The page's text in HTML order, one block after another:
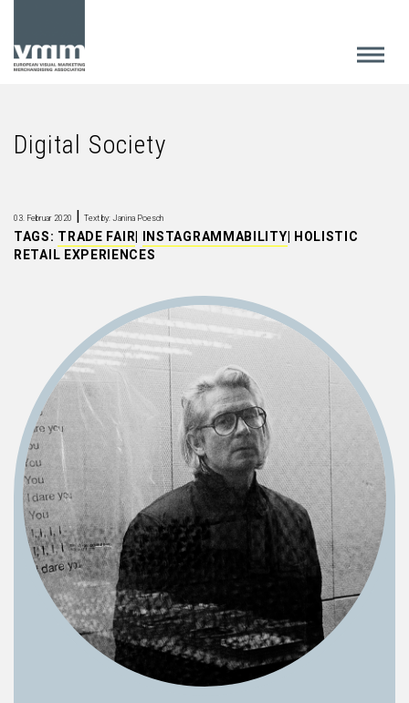
Digital Society
03. Februar 2020 | Text by: Janina Poesch
TAGS: TRADE FAIR INSTAGRAMMABILITY
HOLISTIC
RETAIL EXPERIENCES